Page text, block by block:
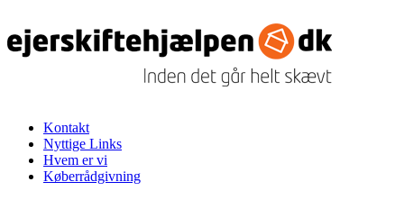
Kontakt
Nyttige Links
Hvem er vi
Køberrådgivning